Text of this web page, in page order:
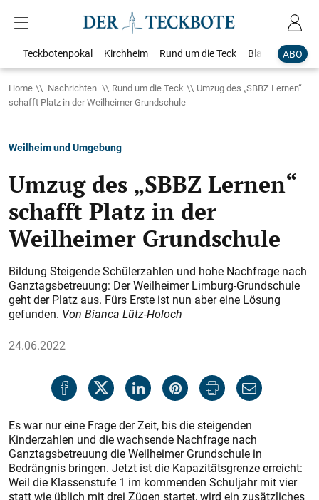
ABO
Teckbotenpokal Kirchheim Rund um die Teck Blaulicht
Home Nachrichten Rund um die Teck
Umzug des „SBBZ Lernen“
schafft Platz in der Weilheimer Grundschule
Weilheim und Umgebung
Umzug des „SBBZ Lernen“
schafft Platz in der
Weilheimer Grundschule
Bildung Steigende Schülerzahlen und hohe Nachfrage nach
Ganztagsbetreuung: Der Weilheimer Limburg-Grundschule
geht der Platz aus. Fürs Erste ist nun abereine Lösung
gefunden. Von Bianca Lütz-Holoch
24.06.2022
Es war nur eine Frage der Zeit, bis die steigenden
Kinderzahlen und die wachsende Nachfrage nach
Ganztagsbetreuung die Weilheimer Grundschule in
Bedrängnis bringen. Jetzt ist die Kapazitätsgrenze erreicht:
Weil die Klassenstufe 1 im kommenden Schuljahr mit vier
statt wie üblich mit drei Zügen startet, wird ein zusätzliches